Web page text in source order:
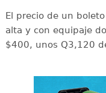
El precio de un
alta y con equipaje
$400, unos Q3,120